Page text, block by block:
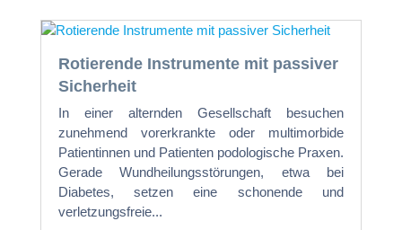
Rotierende Instrumente mit passiver
Sicherheit
In einer alternden Gesellschaft besuchen
zunehmend vorerkrankte oder multimorbide
Patientinnen und Patienten podologische Praxen.
Gerade Wundheilungsstörungen, etwa bei
Diabetes, setzen eine schonende und
verletzungsfreie...